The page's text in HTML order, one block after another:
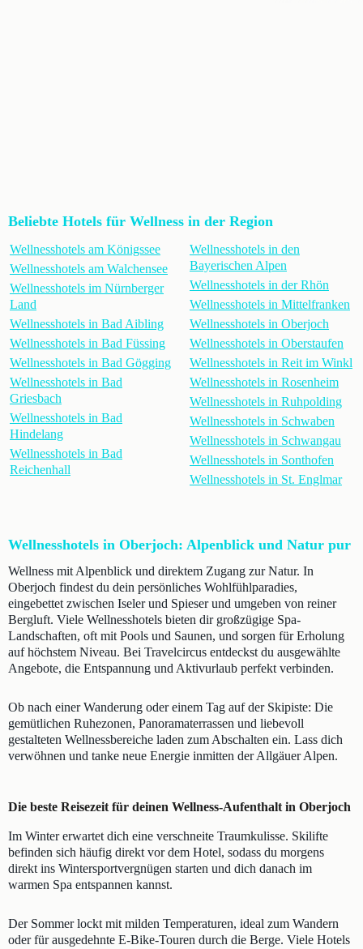
Beliebte Hotels für Wellness in der Region
Wellnesshotels am Königssee
Wellnesshotels am Walchensee
Wellnesshotels im Nürnberger
Land
Wellnesshotels in Bad Aibling
Wellnesshotels in Bad Füssing
Wellnesshotels in Bad Gögging
Wellnesshotels in Bad
Griesbach
Wellnesshotels in Bad
Hindelang
Wellnesshotels in Bad
Reichenhall
Wellnesshotels in den
Bayerischen Alpen
Wellnesshotels in der Rhön
Wellnesshotels in Mittelfranken
Wellnesshotels in Oberjoch
Wellnesshotels in Oberstaufen
Wellnesshotels in Reit im Winkl
Wellnesshotels in Rosenheim
Wellnesshotels in Ruhpolding
Wellnesshotels in Schwaben
Wellnesshotels in Schwangau
Wellnesshotels in Sonthofen
Wellnesshotels in St. Englmar
Wellnesshotels in Oberjoch: Alpenblick und Natur pur
Wellness mit Alpenblick und direktem Zugang zur Natur. In
Oberjoch findest du dein persönliches Wohlfühlparadies,
eingebettet zwischen Iseler und Spieser und umgeben von reiner
Bergluft. Viele Wellnesshotels bieten dir großzügige Spa-
Landschaften, oft mit Pools und Saunen, und sorgen für Erholung
auf höchstem Niveau. Bei Travelcircus entdeckst du ausgewählte
Angebote, die Entspannung und Aktivurlaub perfekt verbinden.
Ob nach einer Wanderung oder einem Tag auf der Skipiste: Die
gemütlichen Ruhezonen, Panoramaterrassen und liebevoll
gestalteten Wellnessbereiche laden zum Abschalten ein. Lass dich
verwöhnen und tanke neue Energie inmitten der Allgäuer Alpen.
Die beste Reisezeit für deinen Wellness-Aufenthalt in Oberjoch
Im Winter erwartet dich eine verschneite Traumkulisse. Skilifte
befinden sich häufig direkt vor dem Hotel, sodass du morgens
direkt ins Wintersportvergnügen starten und dich danach im
warmen Spa entspannen kannst.
Der Sommer lockt mit milden Temperaturen, ideal zum Wandern
oder für ausgedehnte E-Bike-Touren durch die Berge. Viele Hotels